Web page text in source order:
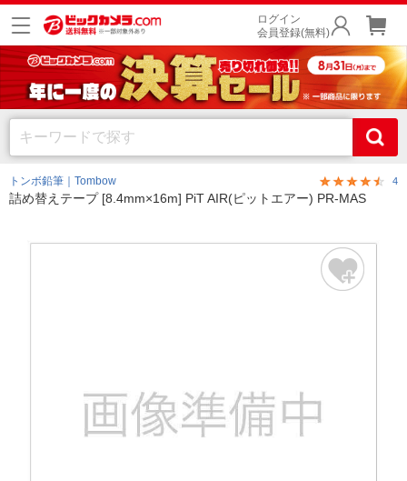
ログイン
会員登録(無料)
トンボ鉛筆｜Tombow 4
詰め替えテープ [8.4mm×16m] PiT AIR(ピットエアー) PR-MAS